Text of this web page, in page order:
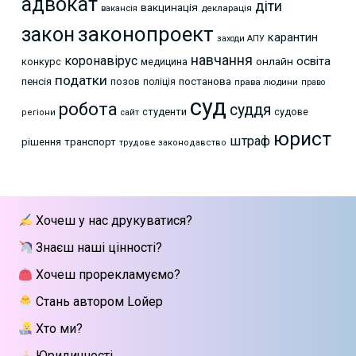
вакансія вакцинація декларація діти
закон законопроект заходи АПУ карантин
конкурс коронавірус медицина навчання онлайн освіта
пенсія податки позов поліція постанова права людини право
регіони робота сайт студенти суд суддя судове
рішення транспорт трудове законодавство штраф юрист
Хочеш у нас друкуватися?
Знаєш наші цінності?
Хочеш прорекламуємо?
Стань автором Lойер
Хто ми?